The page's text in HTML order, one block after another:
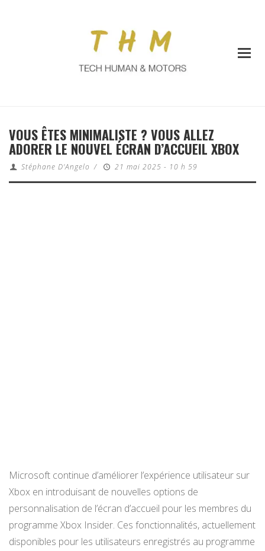
VOUS ÊTES MINIMALISTE ? VOUS ALLEZ
ADORER LE NOUVEL ÉCRAN D’ACCUEIL XBOX
Stéphane D'Angelo / 21 mai 2025 - 10 h 59
Microsoft continue d’améliorer l’expérience utilisateur sur
Xbox en introduisant de nouvelles options de
personnalisation de l’écran d’accueil pour les membres du
programme Xbox Insider. Ces fonctionnalités, actuellement
disponibles pour les utilisateurs enregistrés au programme